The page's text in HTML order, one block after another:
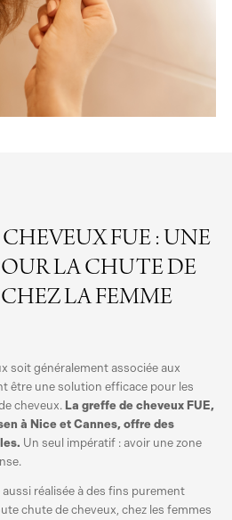
FUE : UNE
LA CHUTE DE
LA FEMME
soit généralement associée aux
être une solution efficace pour les
cheveux. La greffe de cheveux FUE,
à Nice et Cannes, offre des
Un seul impératif : avoir une zone
réalisée à des fins purement
chute de cheveux, chez les femmes